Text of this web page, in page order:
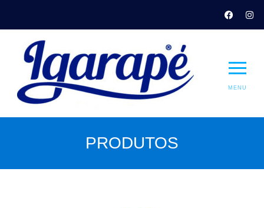
MENU
PRODUTOS